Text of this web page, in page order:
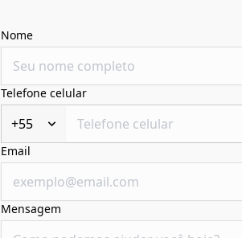
Nome
Telefone celular
+55
Email
Mensagem